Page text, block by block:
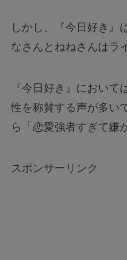
しかし、『今日好き』
なさんとねねさんはラ
『今日好き』におい
性を称賛する声が多い
ら「恋愛強者すぎて嫌
スポンサーリンク